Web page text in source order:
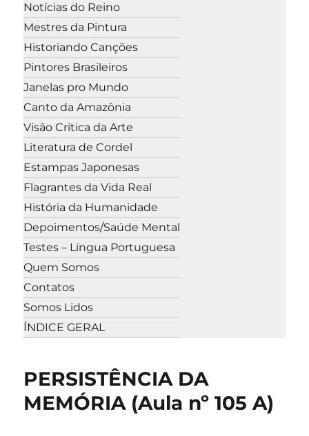
Notícias do Reino
Mestres da Pintura
Historiando Canções
Pintores Brasileiros
Janelas pro Mundo
Canto da Amazônia
Visão Crítica da Arte
Literatura de Cordel
Estampas Japonesas
Flagrantes da Vida Real
História da Humanidade
Depoimentos/Saúde Mental
Testes – Língua Portuguesa
Quem Somos
Contatos
Somos Lidos
ÍNDICE GERAL
PERSISTÊNCIA DA
MEMÓRIA (Aula nº 105 A)